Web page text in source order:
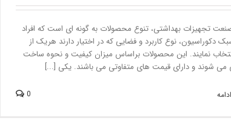
تجهیزات بهداشتی، تنوع محصولات به گونه ای است که افراد
دکوراسیون، نوع کاربرد و فضایی که در اختیار دارند هریک از
نمایند. این محصولات براساس میزان کیفیت و نحوه ساخت
می شوند و دارای قیمت های متفاوتی می باشند. یکی [...]
0